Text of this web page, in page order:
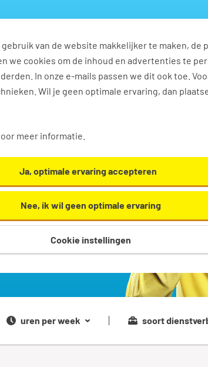
van de website makkelijker te maken,
we cookies om de inhoud en advertenties te
In onze e-mails passen we dit ook toe.
Wil je geen optimale ervaring, dan
meer informatie.
Ja, optimale ervaring accepteren
Nee, ik wil geen optimale ervaring
Cookie instellingen
jezelf Werkplezier Contact
dienst
Oh en... we helpen je graag een handje!
uren per week soort